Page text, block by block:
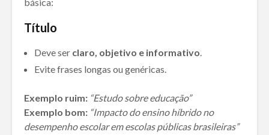
Título
Deve ser claro, objetivo e informativo.
Evite frases longas ou genéricas.
Exemplo ruim: “Estudo sobre educação”
Exemplo bom: “Impacto do ensino híbrido no
desempenho escolar em escolas públicas brasileiras”